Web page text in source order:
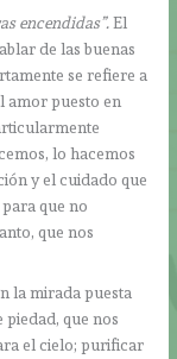
encendidas”.El
de las buenas
se refiere a
amor puesto en
lo hacemos
y el cuidado que
que no
que nos
la mirada puesta
que nos
el cielo; purificar